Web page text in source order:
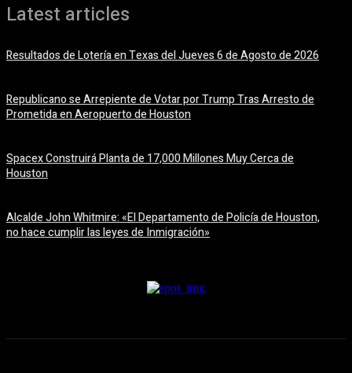
Latest articles
Resultados de Lotería en Texas del Jueves 6 de Agosto de 2026
Republicano se Arrepiente de Votar por Trump Tras Arresto de
Prometida en Aeropuerto de Houston
Spacex Construirá Planta de 17,000 Millones Muy Cerca de
Houston
Alcalde John Whitmire: «El Departamento de Policía de Houston,
no hace cumplir las leyes de Inmigración»